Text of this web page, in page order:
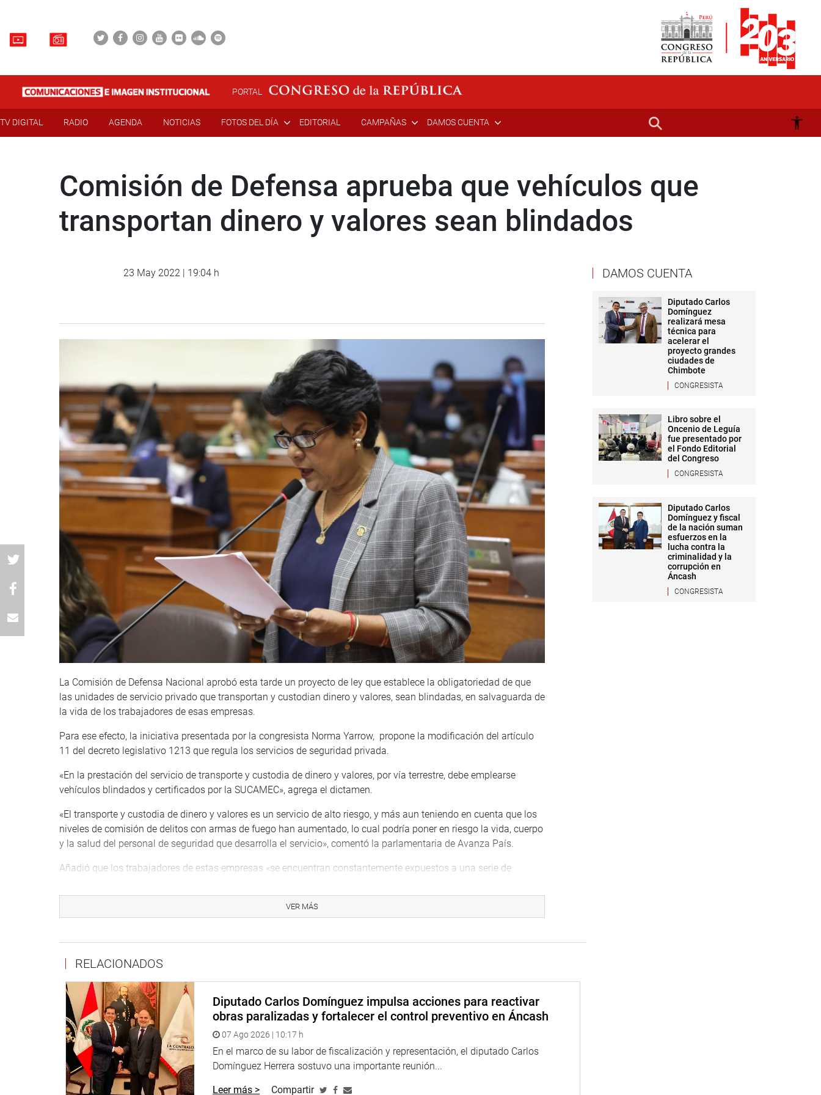
PORTAL
TV DIGITAL RADIO AGENDA NOTICIAS FOTOS DEL DÍA EDITORIAL CAMPAÑAS DAMOS CUENTA
Comisión de Defensa aprueba que vehículos que
transportan dinero y valores sean blindados
23 May 2022 | 19:04 h
La Comisión de Defensa Nacional aprobó esta tarde un proyecto de ley que establece la obligatoriedad de que
las unidades de servicio privado que transportan y custodian dinero y valores, sean blindadas, en salvaguarda de
la vida de los trabajadores de esas empresas.
Para ese efecto, la iniciativa presentada por la congresista Norma Yarrow, propone la modificación del artículo
11 del decreto legislativo 1213 que regula los servicios de seguridad privada.
«En la prestación del servicio de transporte y custodia de dinero y valores, por vía terrestre, debe emplearse
vehículos blindados y certificados por la SUCAMEC», agrega el dictamen.
«El transporte y custodia de dinero y valores es un servicio de alto riesgo, y más aun teniendo en cuenta que los
niveles de comisión de delitos con armas de fuego han aumentado, lo cual podría poner en riesgo la vida, cuerpo
y la salud del personal de seguridad que desarrolla el servicio», comentó la parlamentaria de Avanza País.
Añadió que los trabajadores de estas empresas «se encuentran constantemente expuestos a una serie de
labores sería una negligencia por parte del Estado, y un proceder pasivo por parte de sus empleadores que son
las empresas que formar parte de este sector, incrementando la posibilidad de ataques que pueden perjudicar a
Legislativo N° 1213, con la finalidad de permitir fortalecer la supervisión, fiscalización, regulación y sanción de
los servicios de seguridad privada, así como garantizar que la seguridad privada pueda cumplir con su rol de
colaboración a la seguridad ciudadana.
Las empresas de transporte de dinero y valores podrán usar vehículos no blindados tratándose de montos
dinerarios que no superen las cinco
(5) UIT, se informó.
DESPACHO CONGRESAL
VER MÁS
RELACIONADOS
Diputado Carlos Domínguez impulsa acciones para reactivar
obras paralizadas y fortalecer el control preventivo en Áncash
07 Ago 2026 | 10:17 h
En el marco de su labor de fiscalización y representación, el diputado Carlos
Domínguez Herrera sostuvo una importante reunión...
Leer más > Compartir
DAMOS CUENTA
Diputado Carlos
Domínguez
realizará mesa
técnica para
acelerar el
proyecto grandes
ciudades de
Chimbote
CONGRESISTA
Libro sobre el
Oncenio de Leguía
fue presentado por
el Fondo Editorial
del Congreso
CONGRESISTA
Diputado Carlos
Domínguez y fiscal
de la nación suman
esfuerzos en la
lucha contra la
criminalidad y la
corrupción en
Áncash
CONGRESISTA